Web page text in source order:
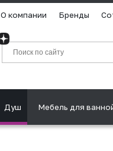
О компании Бренды
Душ Мебель для